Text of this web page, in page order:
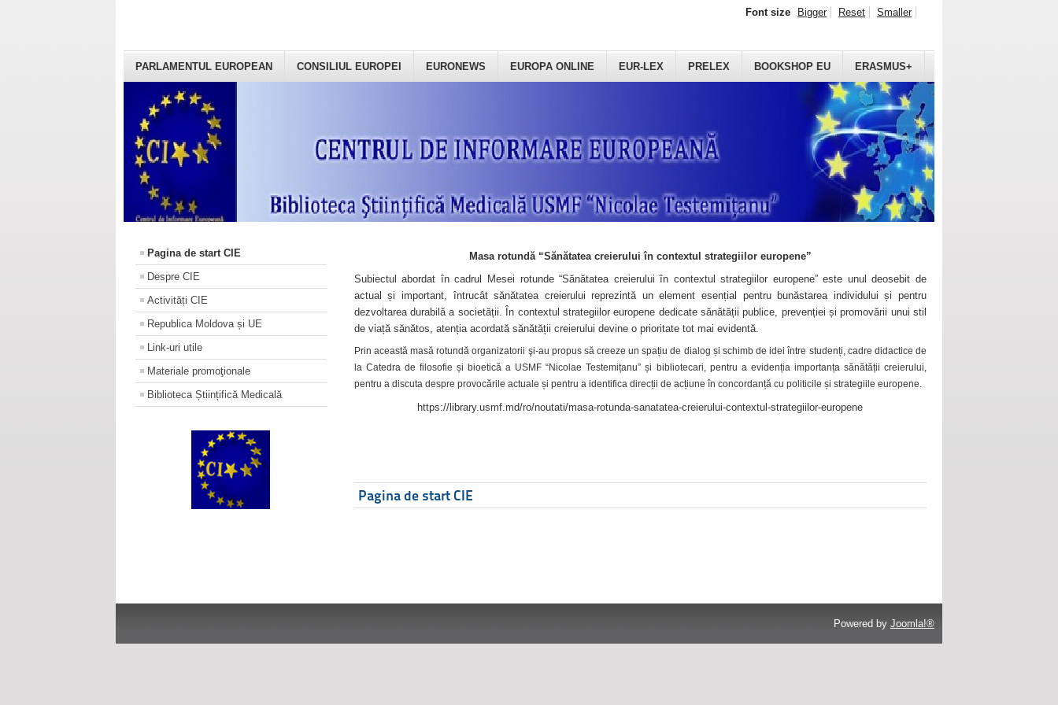
PARLAMENTUL EUROPEAN CONSILIUL EUROPEI EURONEWS EUROPA ONLINE EUR-LEX PRELEX BOOKSHOP EU ERASMUS+
Font size Bigger Reset Smaller
Pagina de start CIE
Despre CIE
Activități CIE
Republica Moldova și UE
Link-uri utile
Materiale promoţionale
Biblioteca Științifică Medicală
Masa rotundă “Sănătatea creierului în contextul strategiilor europene”
Subiectul abordat în cadrul Mesei rotunde “Sănătatea creierului în contextul strategiilor europene” este unul deosebit de
actual și important, întrucât sănătatea creierului reprezintă un element esențial pentru bunăstarea individului și pentru
dezvoltarea durabilă a societății. În contextul strategiilor europene dedicate sănătății publice, prevenției și promovării unui stil
de viață sănătos, atenția acordată sănătății creierului devine o prioritate tot mai evidentă.
Prin această masă rotundă organizatorii şi-au propus să creeze un spațiu de dialog și schimb de idei între studenți, cadre didactice de
la Catedra de filosofie și bioetică a USMF “Nicolae Testemițanu” și bibliotecari, pentru a evidenția importanța sănătății creierului,
pentru a discuta despre provocările actuale și pentru a identifica direcții de acțiune în concordanță cu politicile și strategiile europene.
https://library.usmf.md/ro/noutati/masa-rotunda-sanatatea-creierului-contextul-strategiilor-europene
Pagina de start CIE
Powered by Joomla!®